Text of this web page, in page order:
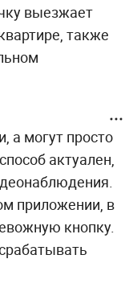
выезжает
также
а могут просто
актуален,
приложении, в
кнопку.